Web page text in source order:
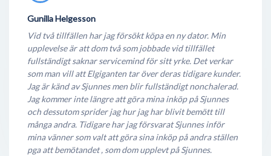
Gunilla Helgesson
Vid två tillfällen har jag försökt köpa en ny dator. Min
upplevelse är att dom två som jobbade vid tillfället
fullständigt saknar servicemind för sitt yrke. Det verkar
som man vill att Elgiganten tar över deras tidigare kunder.
Jag är känd av Sjunnes men blir fullständigt nonchalerad.
Jag kommer inte längre att göra mina inköp på Sjunnes
och dessutom sprider jag hur jag har blivit bemött till
många andra. Tidigare har jag försvarat Sjunnes inför
mina vänner som valt att göra sina inköp på andra ställen
pga att bemötandet , som dom upplevt på Sjunnes.